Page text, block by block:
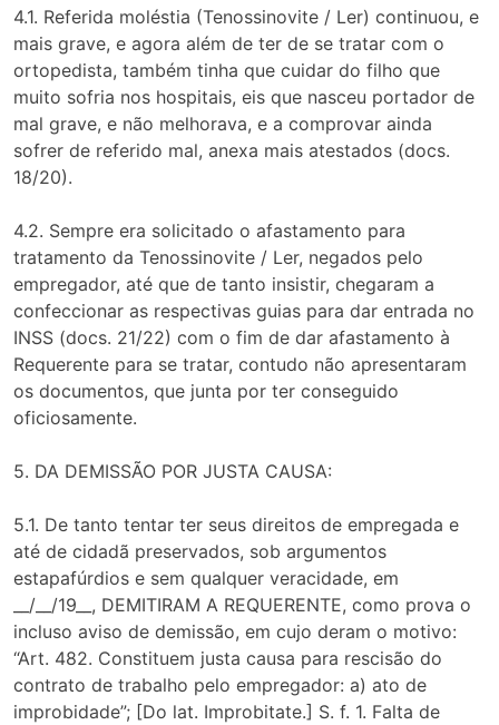
4.1. Referida moléstia (Tenossinovite / Ler) continuou, e
mais grave, e agora além de ter de se tratar com o
ortopedista, também tinha que cuidar do filho que
muito sofria nos hospitais, eis que nasceu portador de
mal grave, e não melhorava, e a comprovar ainda
sofrer de referido mal, anexa mais atestados (docs.
18/20).
4.2. Sempre era solicitado o afastamento para
tratamento da Tenossinovite / Ler, negados pelo
empregador, até que de tanto insistir, chegaram a
confeccionar as respectivas guias para dar entrada no
INSS (docs. 21/22) com o fim de dar afastamento à
Requerente para se tratar, contudo não apresentaram
os documentos, que junta por ter conseguido
oficiosamente.
5. DA DEMISSÃO POR JUSTA CAUSA:
5.1. De tanto tentar ter seus direitos de empregada e
até de cidadã preservados, sob argumentos
estapafúrdios e sem qualquer veracidade, em
__/__/19__, DEMITIRAM A REQUERENTE, como prova o
incluso aviso de demissão, em cujo deram o motivo:
“Art. 482. Constituem justa causa para rescisão do
contrato de trabalho pelo empregador: a) ato de
improbidade”; [Do lat. Improbitate.] S. f. 1. Falta de